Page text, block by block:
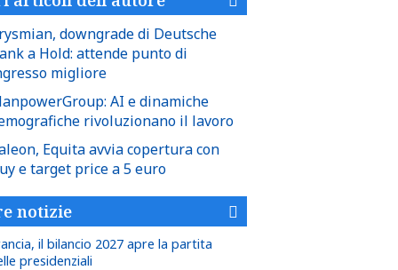
downgrade di Deutsche
a Hold: attende punto di
migliore
AI e dinamiche
rivoluzionano il lavoro
Equita avvia copertura con
e target price a 5 euro
notizie
il bilancio 2027 apre la partita
presidenziali